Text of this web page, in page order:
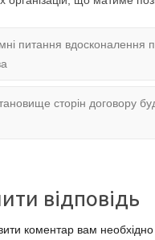
питання вдосконалення
сторін договору
відповідь
коментар вам необхідно